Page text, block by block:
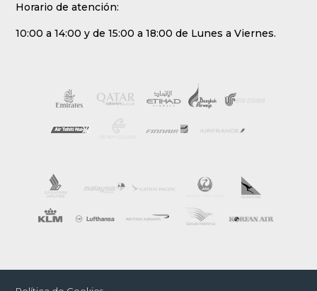
Horario de atención:
10:00 a 14:00 y de 15:00 a 18:00 de Lunes a Viernes.